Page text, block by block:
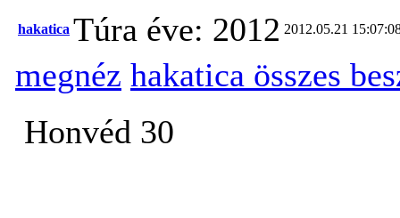
hakatica Túra éve: 2012 2012.05.21
megnéz hakatica összes
Honvéd 30